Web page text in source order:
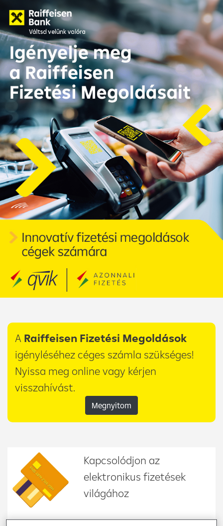
A Raiffeisen Fizetési Megoldások
igényléséhez céges számla szükséges!
Nyissa meg online vagy kérjen
visszahívást.
Megnyitom
Kapcsolódjon az
elektronikus fizetések
világához